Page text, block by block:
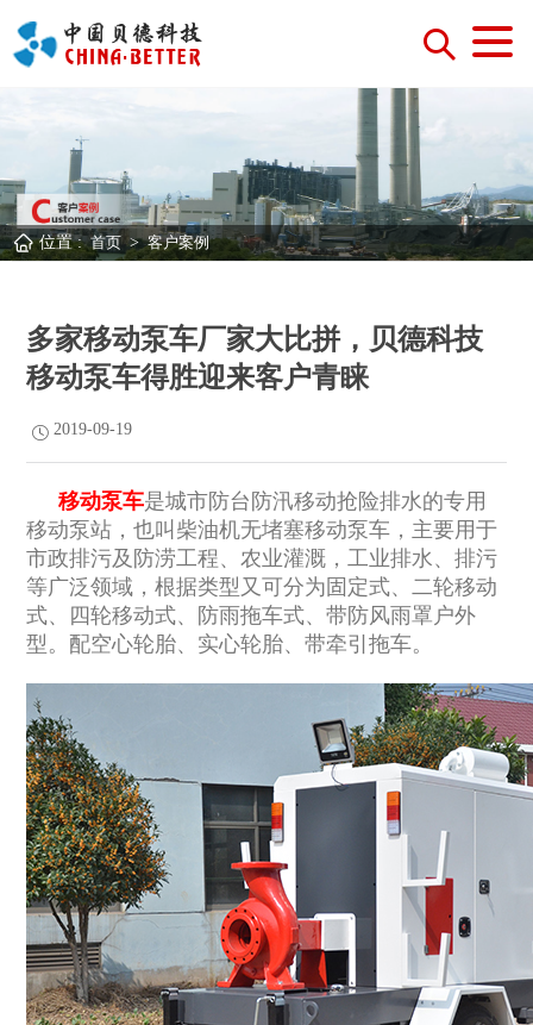
位置 : 首页 > 客户案例
多家移动泵车厂家大比拼，贝德科技
移动泵车得胜迎来客户青睐
2019-09-19
移动泵车是城市防台防汛移动抢险排水的专用
移动泵站，也叫柴油机无堵塞移动泵车，主要用于
市政排污及防涝工程、农业灌溉，工业排水、排污
等广泛领域，根据类型又可分为固定式、二轮移动
式、四轮移动式、防雨拖车式、带防风雨罩户外
型。配空心轮胎、实心轮胎、带牵引拖车。